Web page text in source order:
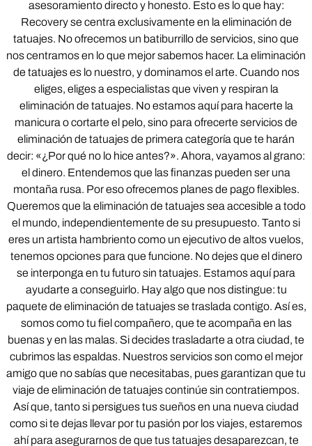
asesoramiento directo y honesto. Esto es lo que hay:
Recovery se centra exclusivamente en la eliminación de
tatuajes. No ofrecemos un batiburrillo de servicios, sino que
nos centramos en lo que mejor sabemos hacer. La eliminación
de tatuajes es lo nuestro, y dominamos el arte. Cuando nos
eliges, eliges a especialistas que viven y respiran la
eliminación de tatuajes. No estamos aquí para hacerte la
manicura o cortarte el pelo, sino para ofrecerte servicios de
eliminación de tatuajes de primera categoría que te harán
decir: «¿Por qué no lo hice antes?». Ahora, vayamos al grano:
el dinero. Entendemos que las finanzas pueden ser una
montaña rusa. Por eso ofrecemos planes de pago flexibles.
Queremos que la eliminación de tatuajes sea accesible a todo
el mundo, independientemente de su presupuesto. Tanto si
eres un artista hambriento como un ejecutivo de altos vuelos,
tenemos opciones para que funcione. No dejes que el dinero
se interponga en tu futuro sin tatuajes. Estamos aquí para
ayudarte a conseguirlo. Hay algo que nos distingue: tu
paquete de eliminación de tatuajes se traslada contigo. Así es,
somos como tu fiel compañero, que te acompaña en las
buenas y en las malas. Si decides trasladarte a otra ciudad, te
cubrimos las espaldas. Nuestros servicios son como el mejor
amigo que no sabías que necesitabas, pues garantizan que tu
viaje de eliminación de tatuajes continúe sin contratiempos.
Así que, tanto si persigues tus sueños en una nueva ciudad
como si te dejas llevar por tu pasión por los viajes, estaremos
ahí para asegurarnos de que tus tatuajes desaparezcan, te